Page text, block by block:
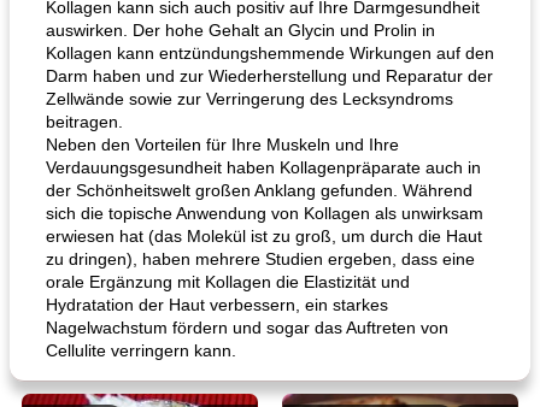
Kollagen kann sich auch positiv auf Ihre Darmgesundheit
auswirken. Der hohe Gehalt an Glycin und Prolin in
Kollagen kann entzündungshemmende Wirkungen auf den
Darm haben und zur Wiederherstellung und Reparatur der
Zellwände sowie zur Verringerung des Lecksyndroms
beitragen.
Neben den Vorteilen für Ihre Muskeln und Ihre
Verdauungsgesundheit haben Kollagenpräparate auch in
der Schönheitswelt großen Anklang gefunden. Während
sich die topische Anwendung von Kollagen als unwirksam
erwiesen hat (das Molekül ist zu groß, um durch die Haut
zu dringen), haben mehrere Studien ergeben, dass eine
orale Ergänzung mit Kollagen die Elastizität und
Hydratation der Haut verbessern, ein starkes
Nagelwachstum fördern und sogar das Auftreten von
Cellulite verringern kann.